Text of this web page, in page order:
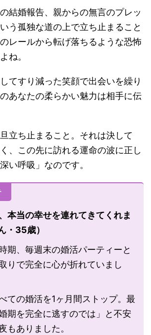
結婚報告、親からの無言のプレッ
う孤独な道の上で立ち止まること
レールから転げ落ちるような恐怖
ね。
てすり減った笑顔で出会いを繰り
あなたの柔らかい魅力は相手に伝
立ち止まること。それは決して
、この先に訪れる運命の波に正し
い呼吸」なのです。
本当の幸せを連れてきてくれま
・35歳）
期、毎週末の婚活パーティーと
りで完全に心が折れていまし
ての婚活を1ヶ月間ストップ。最
期を完全に逃すのでは」と不安
もありました。